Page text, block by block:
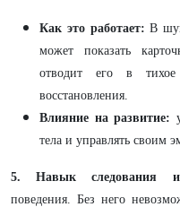
Как это работает: В
может показать
отводит его в
восстановления.
Влияние на развитие:
тела и управлять своим
5. Навык следования
поведения. Без него